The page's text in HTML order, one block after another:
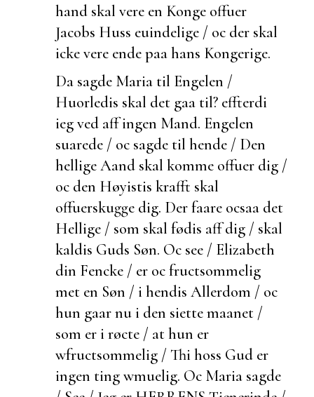
hand skal vere en Konge offuer
Jacobs Huss euindelige / oc der skal
icke vere ende paa hans Kongerige.
Da sagde Maria til Engelen /
Huorledis skal det gaa til? effterdi
ieg ved aff ingen Mand. Engelen
suarede / oc sagde til hende / Den
hellige Aand skal komme offuer dig /
oc den Høyistis krafft skal
offuerskugge dig. Der faare ocsaa det
Hellige / som skal fødis aff dig / skal
kaldis Guds Søn. Oc see / Elizabeth
din Fencke / er ocfructsommelig
met en Søn / i hendis Allerdom / oc
hun gaar nu i den siette maanet /
som er i røcte / at hun er
wfructsommelig / Thi hoss Gud er
ingen ting wmuelig. Oc Maria sagde